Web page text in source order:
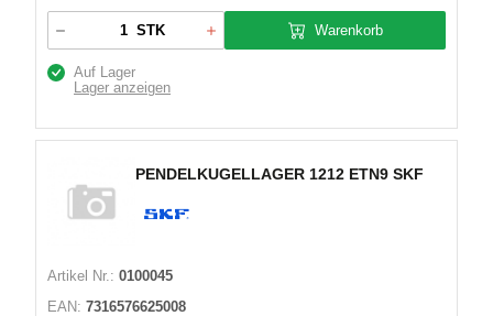
STK Warenkorb
Auf Lager
Lager anzeigen
PENDELKUGELLAGER 1212 ETN9 SKF
Artikel Nr.: 0100045
EAN: 7316576625008